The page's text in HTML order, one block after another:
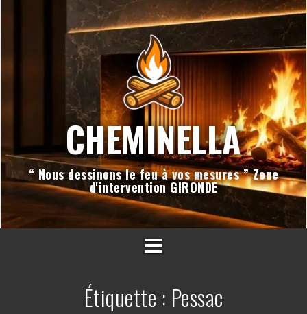
CHEMINELLA
“ Nous dessinons le feu à vos mesures ” Zone
d'intervention GIRONDE
Étiquette : Pessac